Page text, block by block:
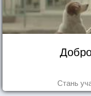
Стань